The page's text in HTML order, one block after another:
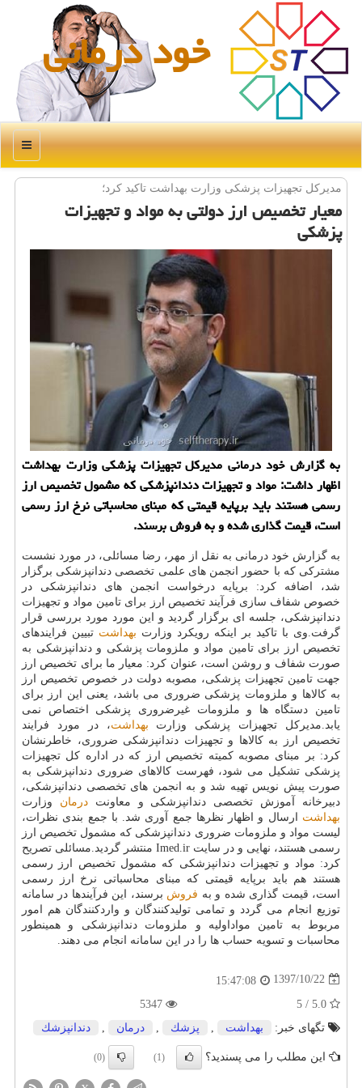
خود درمانی
منو
مدیركل تجهیزات پزشكی وزارت بهداشت تاكید كرد؛
معیار تخصیص ارز دولتی به مواد و تجهیزات
پزشكی
به گزارش خود درمانی مدیركل تجهیزات پزشكی وزارت بهداشت
اظهار داشت: مواد و تجهیزات دندانپزشكی كه مشمول تخصیص ارز
رسمی هستند باید برپایه قیمتی كه مبنای محاسباتی نرخ ارز رسمی
است، قیمت گذاری شده و به فروش برسند.
به گزارش خود درمانی به نقل از مهر، رضا مسائلی، در مورد نشست
مشتركی كه با حضور انجمن های علمی تخصصی دندانپزشكی برگزار
شد، اضافه كرد: برپایه درخواست انجمن های دندانپزشكی در
خصوص شفاف سازی فرآیند تخصیص ارز برای تامین مواد و تجهیزات
دندانپزشكی، جلسه ای برگزار گردید و این مورد مورد بررسی قرار
گرفت.وی با تاكید بر اینكه رویكرد وزارت بهداشت تبیین فرایندهای
تخصیص ارز برای تامین مواد و ملزومات پزشكی و دندانپزشكی به
صورت شفاف و روشن است، عنوان كرد: معیار ما برای تخصیص ارز
جهت تامین تجهیزات پزشكی، مصوبه دولت در خصوص تخصیص ارز
به كالاها و ملزومات پزشكی ضروری می باشد، یعنی این ارز برای
تامین دستگاه ها و ملزومات غیرضروری پزشكی اختصاص نمی
یابد.مدیركل تجهیزات پزشكی وزارت بهداشت، در مورد فرایند
تخصیص ارز به كالاها و تجهیزات دندانپزشكی ضروری، خاطرنشان
كرد: بر مبنای مصوبه كمیته تخصیص ارز كه در اداره كل تجهیزات
پزشكی تشكیل می شود، فهرست كالاهای ضروری دندانپزشكی به
صورت پیش نویس تهیه شد و به انجمن های تخصصی دندانپزشكی،
دبیرخانه آموزش تخصصی دندانپزشكی و معاونتدرمان وزارت
بهداشت ارسال و اظهار نظرها جمع آوری شد. با جمع بندی نظرات،
لیست مواد و ملزومات ضروری دندانپزشكی كه مشمول تخصیص ارز
رسمی هستند، نهایی و در سایت Imed.ir منتشر گردید.مسائلی تصریح
كرد: مواد و تجهیزات دندانپزشكی كه مشمول تخصیص ارز رسمی
هستند هم باید برپایه قیمتی كه مبنای محاسباتی نرخ ارز رسمی
است، قیمت گذاری شده و به فروش برسند، این فرآیندها در سامانه
توزیع انجام می گردد و تمامی تولیدكنندگان و واردكنندگان هم امور
مربوط به تامین مواداولیه و ملزومات دندانپزشكی و همینطور
محاسبات و تسویه حساب ها را در این سامانه انجام می دهند.
1397/10/22
15:47:08
تگهای خبر:
بهداشت پزشك درمان دندانپزشك
این مطلب را می پسندید؟ (1)
(0)